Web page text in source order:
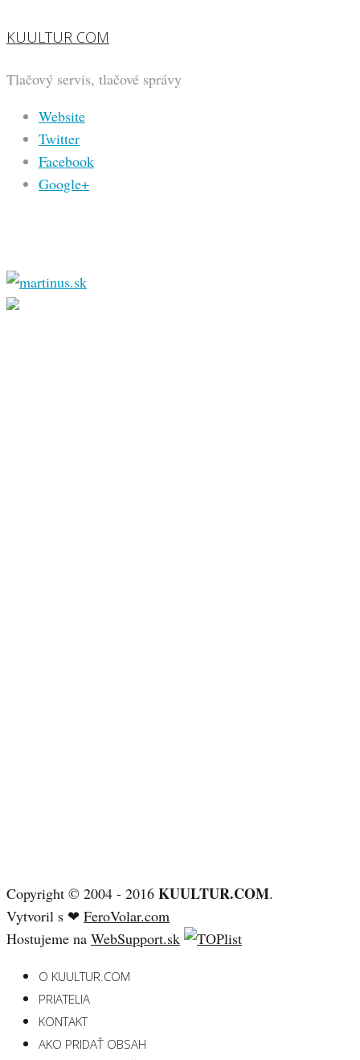
KUULTUR COM
Tlačový servis, tlačové správy
Website
Twitter
Facebook
Google+
Copyright © 2004 - 2016 KUULTUR.COM.
Vytvoril s ❤ FeroVolar.com
Hostujeme na WebSupport.sk
O KUULTUR.COM
PRIATELIA
KONTAKT
AKO PRIDAŤ OBSAH